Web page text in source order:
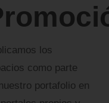
los
como parte
portafolio en
Contacto